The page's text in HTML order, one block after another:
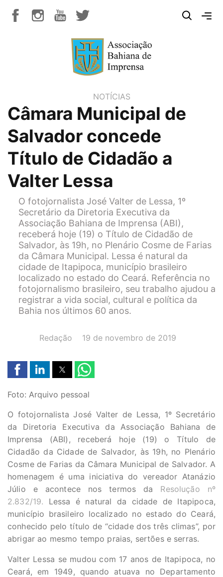
NOTÍCIAS
Câmara Municipal de
Salvador concede
Título de Cidadão a
Valter Lessa
O fotojornalista José Valter de Lessa, 1º
Secretário da Diretoria Executiva da
Associação Bahiana de Imprensa (ABI),
receberá hoje (19) o Título de Cidadão de
Salvador, às 19h, no Plenário Cosme de Farias
da Câmara Municipal. Lessa é natural da
cidade de Itapipoca, município brasileiro
localizado no estado do Ceará. Referência no
fotojornalismo brasileiro, seu trabalho ajudou a
registrar a vida social, cultural e política da
Bahia nos últimos 60 anos.
AUTOR(A):
Redação DATA:
19 de novembro de 2019
Foto: Arquivo pessoal
O fotojornalista José Valter de Lessa, 1º Secretário
da Diretoria Executiva da Associação Bahiana de
Imprensa (ABI), receberá hoje (19) o Título de
Cidadão da Cidade de Salvador, às 19h, no Plenário
Cosme de Farias da Câmara Municipal de Salvador. A
homenagem é uma iniciativa do vereador Atanázio
Júlio e acontece nos termos da Resolução nº
2.832/19. Lessa é natural da cidade de Itapipoca,
município brasileiro localizado no estado do Ceará,
conhecido pelo título de “cidade dos três climas”, por
abrigar ao mesmo tempo praias, sertões e serras.
Valter Lessa se mudou com 17 anos de Itapipoca, no
Ceará, em 1949, quando atuava no Departamento